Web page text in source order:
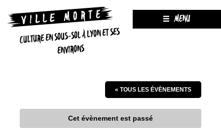
CULTURE EN SOUS-SOL À LYON ET SES
ENVIRONS
MENU
« TOUS LES ÉVÈNEMENTS
Cet évènement est passé